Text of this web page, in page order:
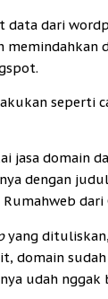
data dari
memindahkan
seperti
jasa domain
dengan
dari
yang
domain
udah nggak